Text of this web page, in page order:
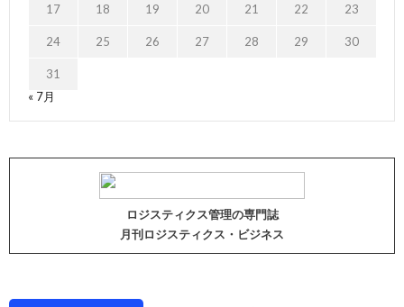
17 18 19 20 21 22 23
24 25 26 27 28 29 30
31
« 7月
ロジスティクス管理の専門誌
月刊ロジスティクス・ビジネス